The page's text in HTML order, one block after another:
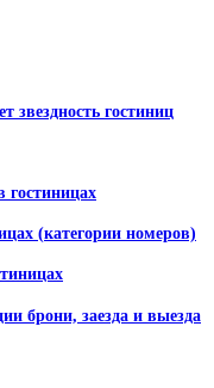
звездность гостиниц
(категории номеров)
брони, заезда и выезда